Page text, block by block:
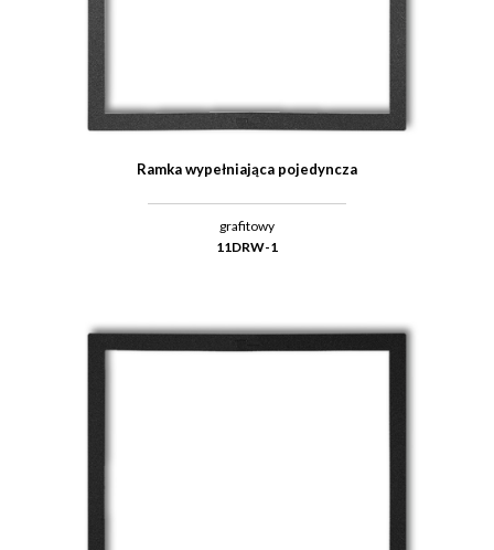
Ramka wypełniająca pojedyncza
grafitowy
11DRW-1